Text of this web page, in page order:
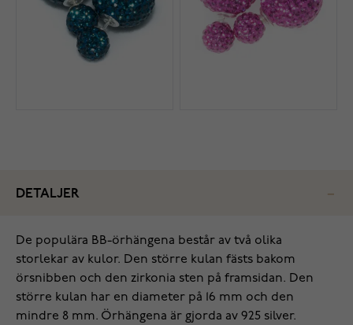
DETALJER
De populära BB-örhängena består av två olika
storlekar av kulor. Den större kulan fästs bakom
örsnibben och den zirkonia sten på framsidan. Den
större kulan har en diameter på 16 mm och den
mindre 8 mm. Örhängena är gjorda av 925 silver.